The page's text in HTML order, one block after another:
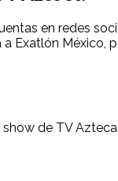
en redes
Exatlón México,
de TV